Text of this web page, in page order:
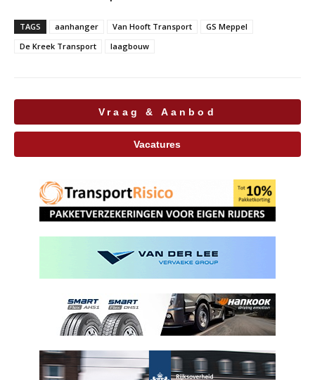
TAGS aanhanger Van Hooft Transport
GS Meppel
De Kreek Transport
laagbouw
Vraag & Aanbod
Vacatures